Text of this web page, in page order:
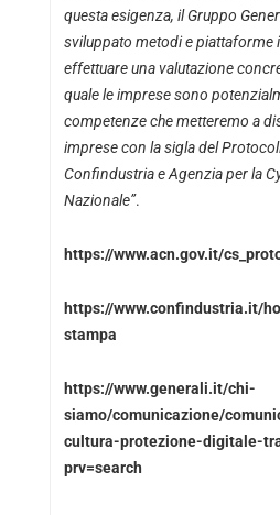
questa esigenza, il Gruppo
sviluppato metodi e piattaforme
effettuare una valutazione
quale le imprese sono
competenze che metteremo a
imprese con la sigla del
Confindustria e Agenzia per la
Nazionale”.
https://www.acn.gov.it/
https://www.confindustria.it/
stampa
https://www.generali.it/chi-
siamo/comunicazione/
cultura-protezione-digitale-
prv=search